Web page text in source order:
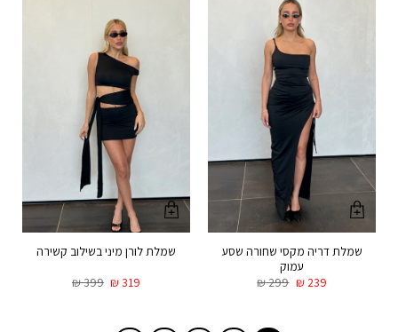
שמלת דריה מקסי שחורה שסע
עמוק
₪299 ₪239
שמלת לורן מיני בשילוב קשירה
₪399 ₪319